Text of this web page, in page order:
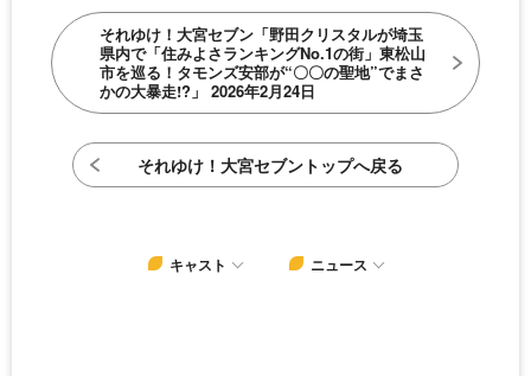
それゆけ！大宮セブン「野田クリスタルが埼玉
県内で「住みよさランキングNo.1の街」東松山
市を巡る！タモンズ安部が“〇〇の聖地”でまさ
かの大暴走!?」 2026年2月24日
それゆけ！大宮セブントップへ戻る
キャスト ニュース